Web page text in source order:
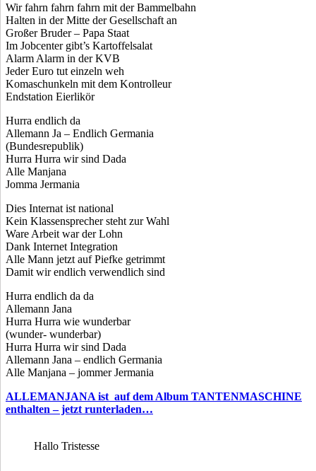
Wir fahrn fahrn fahrn mit der Bammelbahn
Halten in der Mitte der Gesellschaft an
Großer Bruder – Papa Staat
Im Jobcenter gibt’s Kartoffelsalat
Alarm Alarm in der KVB
Jeder Euro tut einzeln weh
Komaschunkeln mit dem Kontrolleur
Endstation Eierlikör
Hurra endlich da
Allemann Ja – Endlich Germania
(Bundesrepublik)
Hurra Hurra wir sind Dada
Alle Manjana
Jomma Jermania
Dies Internat ist national
Kein Klassensprecher steht zur Wahl
Ware Arbeit war der Lohn
Dank Internet Integration
Alle Mann jetzt auf Piefke getrimmt
Damit wir endlich verwendlich sind
Hurra endlich da da
Allemann Jana
Hurra Hurra wie wunderbar
(wunder- wunderbar)
Hurra Hurra wir sind Dada
Allemann Jana – endlich Germania
Alle Manjana – jommer Jermania
ALLEMANJANA ist auf dem Album TANTENMASCHINE
enthalten – jetzt runterladen…
Hallo Tristesse